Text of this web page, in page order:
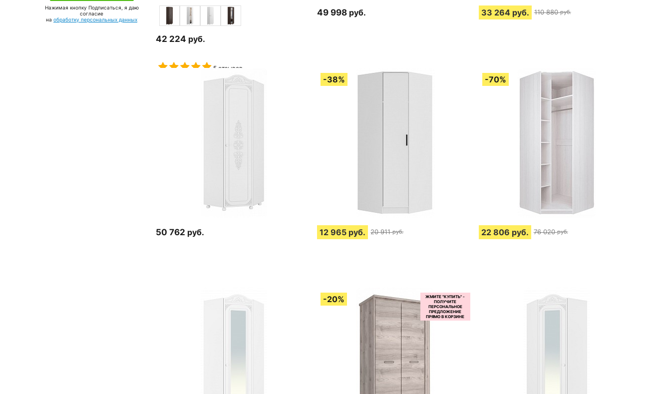
Нажимая кнопку Подписаться, я даю
соглаcие
на обработку персональных данных
42 224 руб.
5 отзывов
49 998 руб. 33 264 руб. 110 880 руб.
50 762 руб. 12 965 руб. 20 911 руб. 22 806 руб. 76 020 руб.